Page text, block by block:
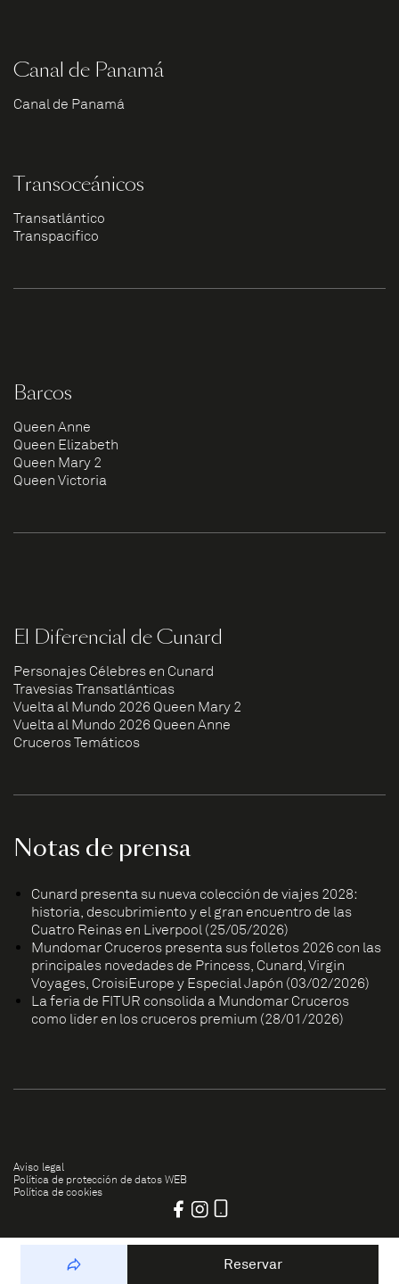
Reservar
Canal de Panamá
Canal de Panamá
Transoceánicos
Transatlántico
Transpacífico
Barcos
Queen Anne
Queen Elizabeth
Queen Mary 2
Queen Victoria
El Diferencial de Cunard
Personajes Célebres en Cunard
Travesías Transatlánticas
Vuelta al Mundo 2026 Queen Mary 2
Vuelta al Mundo 2026 Queen Anne
Cruceros Temáticos
Notas de prensa
Cunard presenta su nueva colección de viajes 2028:
historia, descubrimiento y el gran encuentro de las
Cuatro Reinas en Liverpool (25/05/2026)
Mundomar Cruceros presenta sus folletos 2026 con las
principales novedades de Princess, Cunard, Virgin
Voyages, CroisiEurope y Especial Japón (03/02/2026)
La feria de FITUR consolida a Mundomar Cruceros
como líder en los cruceros premium (28/01/2026)
Aviso legal
Política de protección de datos WEB
Política de cookies